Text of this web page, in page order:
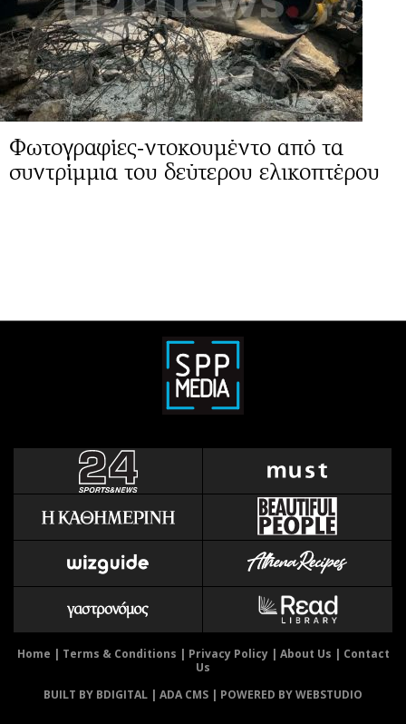
Φωτογραφίες-ντοκουμέντο από τα
συντρίμμια του δεύτερου ελικοπτέρου
Home | Terms & Conditions | Privacy Policy| About Us | Contact
Us
BUILT BY BDIGITAL | ADA CMS | POWERED BY WEBSTUDIO